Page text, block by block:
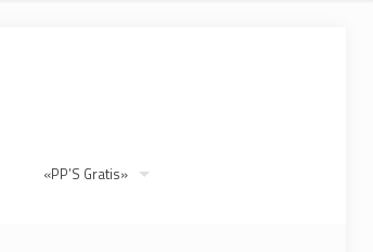
«PP’S Gratis»